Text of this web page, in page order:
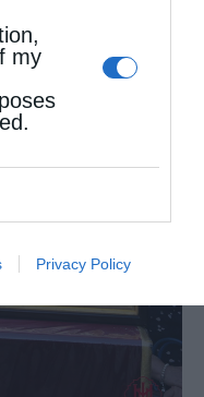
my
Privacy Policy